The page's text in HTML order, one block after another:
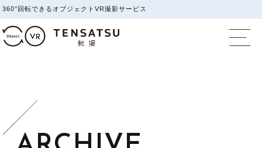
360°回転できるオブジェクトVR撮影サービス
オブジェクトVR